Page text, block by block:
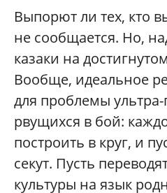
Выпорют ли тех, кто
не сообщается. Но,
казаки на
Вообще, идеальное
для проблемы ультра-
рвущихся в бой:
построить в круг, и
секут. Пусть
культуры на язык